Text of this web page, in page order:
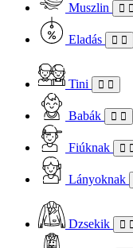
Muszlin
Eladás
Tini
Babák
Fiúknak
Lányoknak
Dzsekik